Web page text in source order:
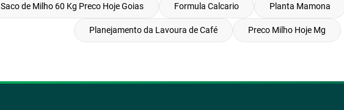
Saco de Milho 60 Kg Preco Hoje Goias Formula Calcario Planta Mamona
Planejamento da Lavoura de Café Preco Milho Hoje Mg